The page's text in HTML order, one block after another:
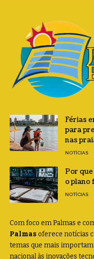
Férias
para
nas
NOTÍCIAS
Por
o plano
NOTÍCIAS
Com foco em Palmas e
Palmas oferece notícias
temas que mais
nacional às inovações